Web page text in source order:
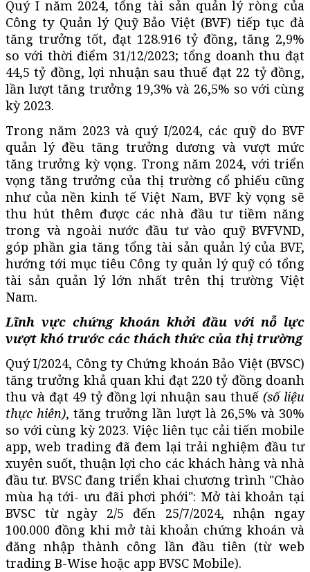
Quý I năm 2024, tổng tài sản quản lý ròng của
Công ty Quản lý Quỹ Bảo Việt (BVF) tiếp tục đà
tăng trưởng tốt, đạt 128.916 tỷ đồng, tăng 2,9%
so với thời điểm 31/12/2023; tổng doanh thu đạt
44,5 tỷ đồng, lợi nhuận sau thuế đạt 22 tỷ đồng,
lần lượt tăng trưởng 19,3% và 26,5% so với cùng
kỳ 2023.
Trong năm 2023 và quý I/2024, các quỹ do BVF
quản lý đều tăng trưởng dương và vượt mức
tăng trưởng kỳ vọng. Trong năm 2024, với triển
vọng tăng trưởng của thị trường cổ phiếu cũng
như của nền kinh tế Việt Nam, BVF kỳ vọng sẽ
thu hút thêm được các nhà đầu tư tiềm năng
trong và ngoài nước đầu tư vào quỹ BVFVND,
góp phần gia tăng tổng tài sản quản lý của BVF,
hướng tới mục tiêu Công ty quản lý quỹ có tổng
tài sản quản lý lớn nhất trên thị trường Việt
Nam.
Lĩnh vực chứng khoán khởi đầu với nỗ lực
vượt khó trước các thách thức của thị trường
Quý I/2024, Công ty Chứng khoán Bảo Việt (BVSC)
tăng trưởng khả quan khi đạt 220 tỷ đồng doanh
thu và đạt 49 tỷ đồng lợi nhuận sau thuế(số liệu
thực hiên), tăng trưởng lần lượt là 26,5% và 30%
so với cùng kỳ 2023. Việc liên tục cải tiến mobile
app, web trading đã đem lại trải nghiệm đầu tư
xuyên suốt, thuận lợi cho các khách hàng và nhà
đầu tư. BVSC đang triển khai chương trình "Chào
mùa hạ tới- ưu đãi phơi phới": Mở tài khoản tại
BVSC từ ngày 2/5 đến 25/7/2024, nhận ngay
100.000 đồng khi mở tài khoản chứng khoán và
đăng nhập thành công lần đầu tiên (từ web
trading B-Wise hoặc app BVSC Mobile).